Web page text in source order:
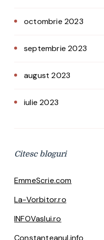
octombrie 2023
septembrie 2023
august 2023
iulie 2023
Citesc bloguri
EmmeScrie.com
La-Vorbitor.ro
INFOVaslui.ro
Constanteanul.info